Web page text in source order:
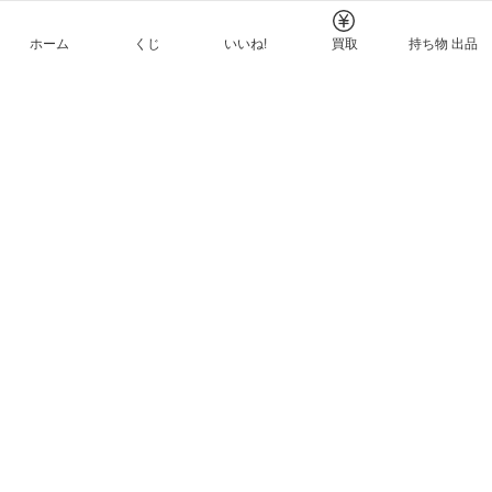
ホーム くじ いいね! 買取 持ち物 出品